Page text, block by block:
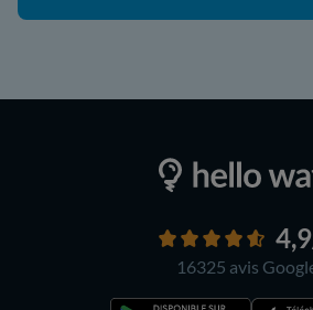
4,9
16325 avis